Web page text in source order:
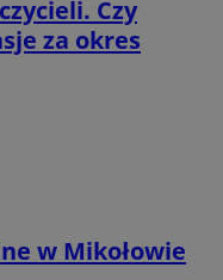
Czy
za okres
w Mikołowie